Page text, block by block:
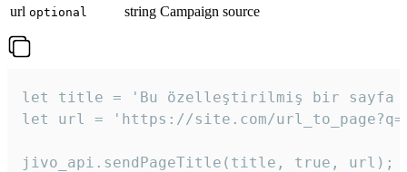
url optional string Campaign source
let title = 'Bu özelleştirilmiş bir sayfa
let url = 'https://site.com/
jivo_api.sendPageTitle(title, true, url);